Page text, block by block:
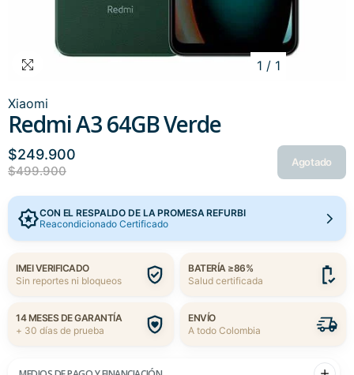
1 / 1
Xiaomi
Redmi A3 64GB Verde
$249.900
$499.900
Agotado
CON EL RESPALDO DE LA PROMESA REFURBI
Reacondicionado Certificado
IMEI VERIFICADO
Sin reportes ni bloqueos
BATERÍA ≥86%
Salud certificada
14 MESES DE GARANTÍA
+ 30 días de prueba
ENVÍO
A todo Colombia